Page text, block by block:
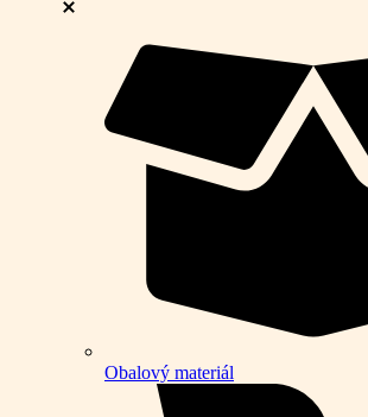
Obalový materiál